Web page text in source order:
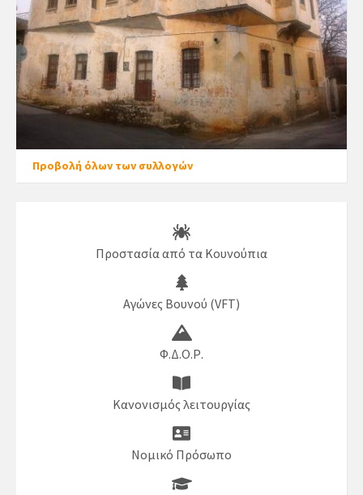
Προβολή όλων των συλλογών
Προστασία από τα Κουνούπια
Αγώνες Βουνού (VFT)
Φ.Δ.Ο.Ρ.
Κανονισμός λειτουργίας
Νομικό Πρόσωπο